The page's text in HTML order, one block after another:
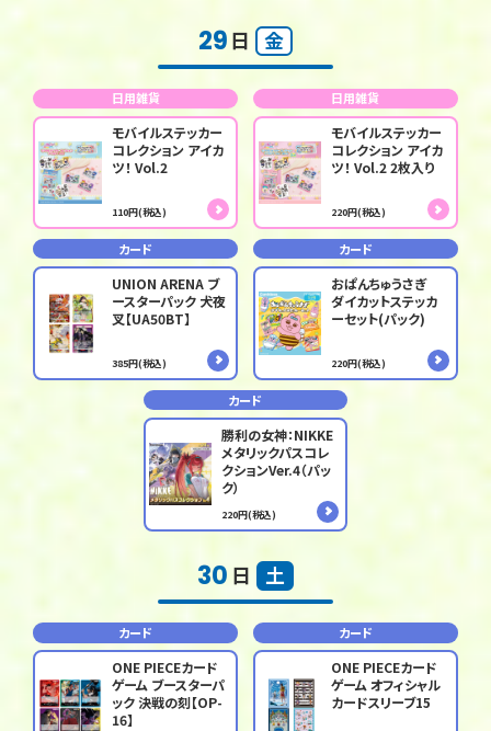
29日 金
日用雑貨
モバイルステッカー
コレクション アイカ
ツ！ Vol.2
110円(税込)
日用雑貨
モバイルステッカー
コレクション アイカ
ツ！ Vol.2 2枚入り
220円(税込)
カード
UNION ARENA ブ
ースターパック 犬夜
叉【UA50BT】
385円(税込)
カード
おぱんちゅうさぎ
ダイカットステッカ
ーセット(パック)
220円(税込)
カード
勝利の女神：NIKKE
メタリックパスコレ
クションVer.4（パッ
ク）
220円(税込)
30 日 土
カード
ONE PIECEカード
ゲーム ブースターパ
ック 決戦の刻【OP-
16】
カード
ONE PIECEカード
ゲーム オフィシャル
カードスリーブ15